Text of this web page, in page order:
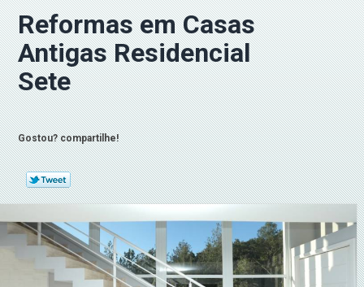
Reformas em Casas
Antigas Residencial
Sete
Gostou? compartilhe!